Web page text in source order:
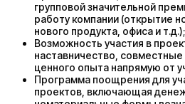
групповой значительной
работу компании (открытие
нового продукта, офиса и т.д.);
Возможность участия в
наставничество, совместные
ценного опыта напрямую от
Программа поощрения для
проектов, включающая